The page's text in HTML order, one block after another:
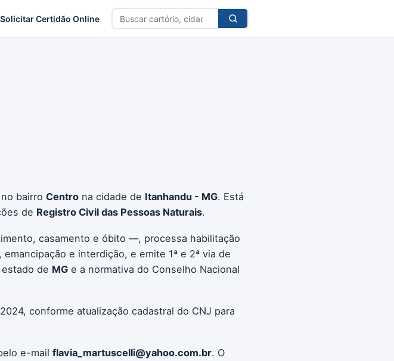
Solicitar Certidão Online
Buscar
cartório
bairro Centro na cidade de Itanhandu - MG. Está
de Registro Civil das Pessoas Naturais.
casamento e óbito —, processa habilitação
e interdição, e emite 1ª e 2ª via de
de MG e a normativa do Conselho Nacional
conforme atualização cadastral do CNJ para
e-mail flavia_martuscelli@yahoo.com.br. O